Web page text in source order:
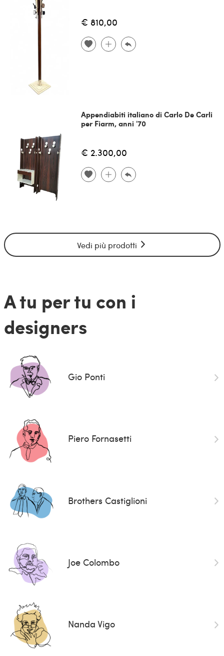
€ 810,00
Appendiabiti italiano di Carlo De Carli
per Fiarm, anni '70
€ 2.300,00
Vedi più prodotti
A tu per tu con i
designers
Gio Ponti
Piero Fornasetti
Brothers Castiglioni
Joe Colombo
Nanda Vigo